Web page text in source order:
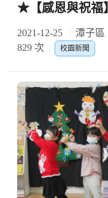
★【感恩與祝福
2021-12-25 潭子區
829 次
校園新聞